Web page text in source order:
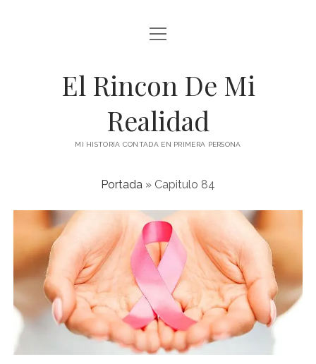
abrir
menú
El Rincon De Mi
Realidad
MI HISTORIA CONTADA EN PRIMERA PERSONA
Portada » Capitulo 84